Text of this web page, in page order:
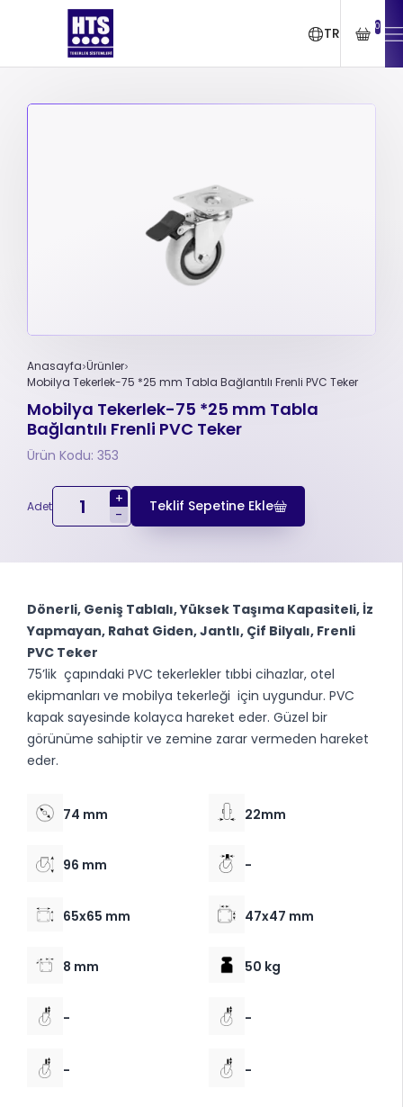
TR 0
Anasayfa Ürünler
Mobilya Tekerlek-75 *25 mm Tabla Bağlantılı Frenli PVC Teker
Mobilya Tekerlek-75 *25 mm Tabla
Bağlantılı Frenli PVC Teker
Ürün Kodu: 353
Adet
+
-
Teklif Sepetine Ekle
Dönerli, Geniş Tablalı, Yüksek Taşıma Kapasiteli, İz
Yapmayan, Rahat Giden, Jantlı, Çif Bilyalı, Frenli
PVC Teker
75’lik çapındaki PVC tekerlekler tıbbi cihazlar, otel
ekipmanları ve mobilya tekerleği için uygundur. PVC
kapak sayesinde kolayca hareket eder. Güzel bir
görünüme sahiptir ve zemine zarar vermeden hareket
eder.
74 mm 22mm
96 mm -
65x65 mm 47x47 mm
8 mm 50 kg
- -
- -